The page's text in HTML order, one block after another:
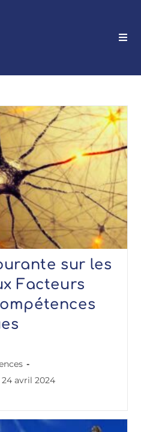
sur les
Facteurs
24 avril 2024